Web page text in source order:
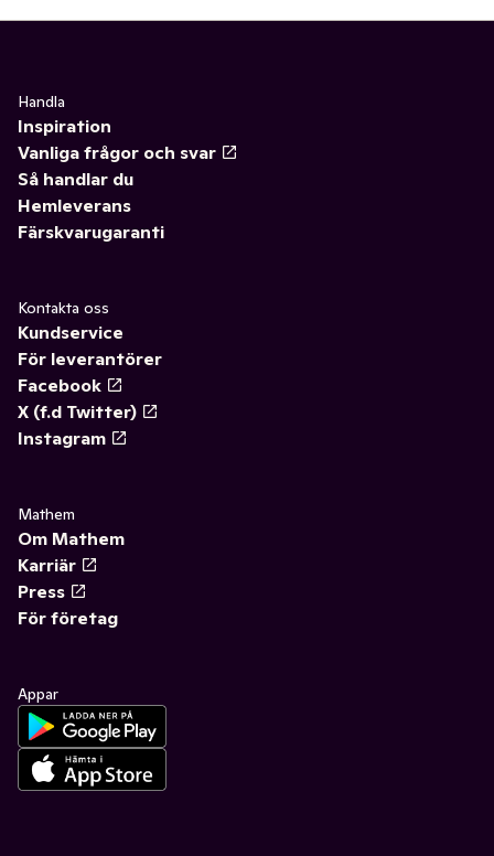
Handla
Inspiration
Vanliga frågor och svar
Så handlar du
Hemleverans
Färskvarugaranti
Kontakta oss
Kundservice
För leverantörer
Facebook
X (f.d Twitter)
Instagram
Mathem
Om Mathem
Karriär
Press
För företag
Appar